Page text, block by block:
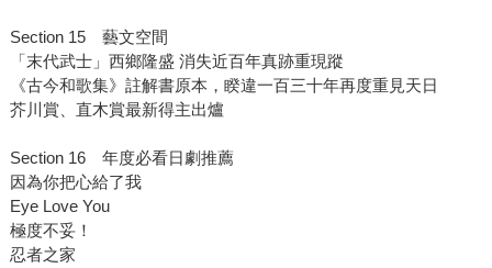
Section 15 藝文空間
「末代武士」西鄉隆盛 消失近百年真跡重現蹤
《古今和歌集》註解書原本，睽違一百三十年再度重見天日
芥川賞、直木賞最新得主出爐
Section 16 年度必看日劇推薦
因為你把心給了我
Eye Love You
極度不妥！
忍者之家